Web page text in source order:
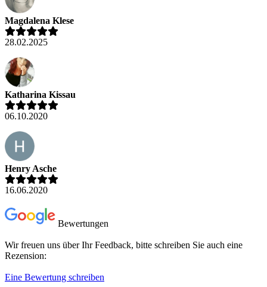
Magdalena Klese
28.02.2025
Katharina Kissau
06.10.2020
Henry Asche
16.06.2020
Bewertungen
Wir freuen uns über Ihr Feedback, bitte schreiben Sie auch eine
Rezension:
Eine Bewertung schreiben